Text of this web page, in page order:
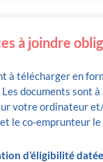
à joindre
à télécharger en
documents sont
votre ordinateur
le co-emprunteur le
d’éligibilité